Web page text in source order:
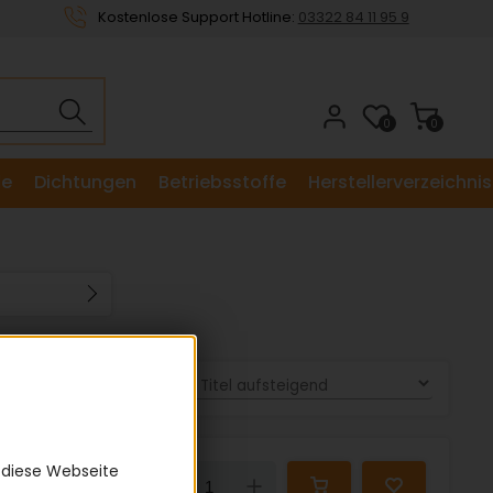
Kostenlose Support Hotline: 03322 84 11 95 9
0
0
Dichtungen Betriebsstoffe Herstellerverzeichnis
21,06 € Down
Webseite